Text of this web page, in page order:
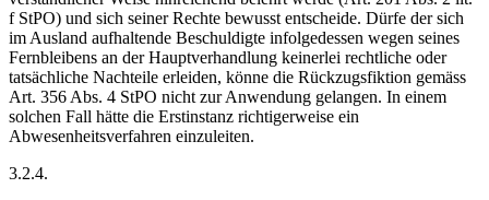
f StPO) und sich seiner Rechte bewusst entscheide. Dürfe der sich
im Ausland aufhaltende Beschuldigte infolgedessen wegen seines
Fernbleibens an der Hauptverhandlung keinerlei rechtliche oder
tatsächliche Nachteile erleiden, könne die Rückzugsfiktion gemäss
Art. 356 Abs. 4 StPO nicht zur Anwendung gelangen. In einem
solchen Fall hätte die Erstinstanz richtigerweise ein
Abwesenheitsverfahren einzuleiten.
3.2.4.